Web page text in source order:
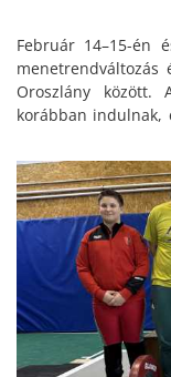
Február 14–15-én
menetrendváltozás
Oroszlány között.
korábban indulnak,